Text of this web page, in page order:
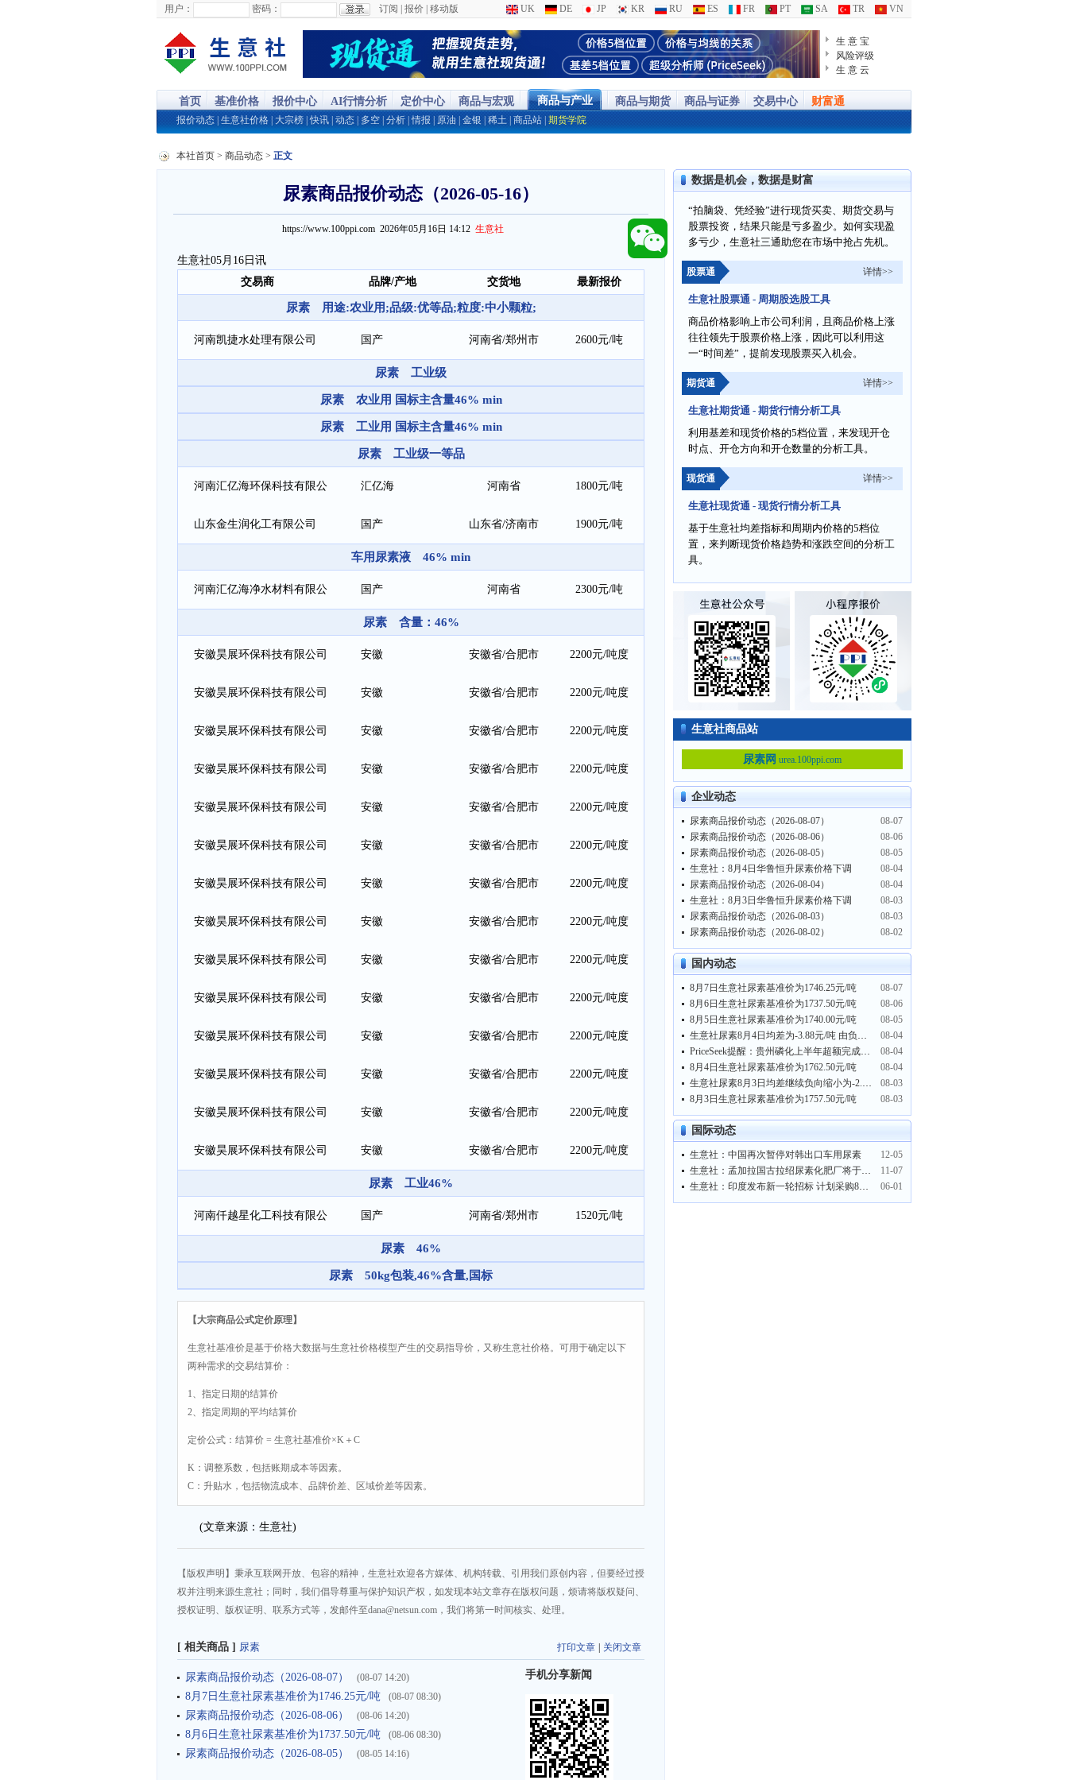
用户： 密码： 订阅 报价 移动版 UK DE JP KR RU ES FR PT SA TR VN
生 意 宝
风险评级
生 意 云
首页 基准价格 报价中心 AI行情分析 定价中心 商品与宏观 商品与产业 商品与期货 商品与证券 交易中心 财富通
报价动态 生意社价格 大宗榜 |快讯 动态 多空 分析 |情报 原油 金银 稀土 商品站 期货学院
本社首页 > 商品动态 > 正文
尿素商品报价动态（2026-05-16）
https://www.100ppi.com 2026年05月16日 14:12 生意社
生意社05月16日讯
交易商
品牌/产地 交货地 最新报价
尿素 用途:农业用;品级:优等品;粒度:中小颗粒;
河南凯捷水处理有限公司 国产 河南省/郑州市 2600元/吨
尿素 工业级
尿素 农业用 国标主含量46% min
尿素 工业用 国标主含量46% min
尿素 工业级一等品
河南汇亿海环保科技有限公
司
汇亿海 河南省 1800元/吨
山东金生润化工有限公司 国产 山东省/济南市 1900元/吨
车用尿素液 46% min
河南汇亿海净水材料有限公 国产 河南省 2300元/吨
尿素 含量：46%
安徽昊展环保科技有限公司 安徽 安徽省/合肥市 2200元/吨度
安徽昊展环保科技有限公司 安徽 安徽省/合肥市 2200元/吨度
安徽昊展环保科技有限公司 安徽 安徽省/合肥市 2200元/吨度
安徽昊展环保科技有限公司 安徽 安徽省/合肥市 2200元/吨度
安徽昊展环保科技有限公司 安徽 安徽省/合肥市 2200元/吨度
安徽昊展环保科技有限公司 安徽 安徽省/合肥市 2200元/吨度
安徽昊展环保科技有限公司 安徽 安徽省/合肥市 2200元/吨度
安徽昊展环保科技有限公司 安徽 安徽省/合肥市 2200元/吨度
安徽昊展环保科技有限公司 安徽 安徽省/合肥市 2200元/吨度
安徽昊展环保科技有限公司 安徽 安徽省/合肥市 2200元/吨度
安徽昊展环保科技有限公司 安徽 安徽省/合肥市 2200元/吨度
安徽昊展环保科技有限公司 安徽 安徽省/合肥市 2200元/吨度
安徽昊展环保科技有限公司 安徽 安徽省/合肥市 2200元/吨度
安徽昊展环保科技有限公司 安徽 安徽省/合肥市 2200元/吨度
尿素 工业46%
河南仟越星化工科技有限公 国产 河南省/郑州市 1520元/吨
尿素 46%
尿素 50kg包装,46%含量,国标
【大宗商品公式定价原理】
生意社基准价是基于价格大数据与生意社价格模型产生的交易指导价，又称生意社价格。可用于确定以下
两种需求的交易结算价：
1、指定日期的结算价
2、指定周期的平均结算价
定价公式：结算价 = 生意社基准价×K＋C
K：调整系数，包括账期成本等因素。
C：升贴水，包括物流成本、品牌价差、区域价差等因素。
(文章来源：生意社)
【版权声明】秉承互联网开放、包容的精神，生意社欢迎各方媒体、机构转载、引用我们原创内容，但要经过授
权并注明来源生意社；同时，我们倡导尊重与保护知识产权，如发现本站文章存在版权问题，烦请将版权疑问、
授权证明、版权证明、联系方式等，发邮件至dana@netsun.com，我们将第一时间核实、处理。
打印文章 关闭文章
[ 相关商品 ] 尿素
尿素商品报价动态（2026-08-07） (08-07 14:20)
8月7日生意社尿素基准价为1746.25元/吨 (08-07 08:30)
尿素商品报价动态（2026-08-06） (08-06 14:20)
8月6日生意社尿素基准价为1737.50元/吨 (08-06 08:30)
尿素商品报价动态（2026-08-05） (08-05 14:16)
手机分享新闻
数据是机会，数据是财富
“拍脑袋、凭经验”进行现货买卖、期货交易与
股票投资，结果只能是亏多盈少。如何实现盈
多亏少，生意社三通助您在市场中抢占先机。
股票通 详情>>
生意社股票通 - 周期股选股工具
商品价格影响上市公司利润，且商品价格上涨
往往领先于股票价格上涨，因此可以利用这
一“时间差”，提前发现股票买入机会。
期货通 详情>>
生意社期货通 - 期货行情分析工具
利用基差和现货价格的5档位置，来发现开仓
时点、开仓方向和开仓数量的分析工具。
现货通 详情>>
生意社现货通 - 现货行情分析工具
基于生意社均差指标和周期内价格的5档位
置，来判断现货价格趋势和涨跌空间的分析工
具。
生意社商品站
尿素网 urea.100ppi.com
企业动态
尿素商品报价动态（2026-08-07）
08-07
尿素商品报价动态（2026-08-06）
08-06
尿素商品报价动态（2026-08-05）
08-05
生意社：8月4日华鲁恒升尿素价格下调
08-04
尿素商品报价动态（2026-08-04）
08-04
生意社：8月3日华鲁恒升尿素价格下调
08-03
尿素商品报价动态（2026-08-03）
08-03
尿素商品报价动态（2026-08-02）
08-02
国内动态
8月7日生意社尿素基准价为1746.25元/吨
08-07
8月6日生意社尿素基准价为1737.50元/吨
08-06
8月5日生意社尿素基准价为1740.00元/吨
08-05
生意社尿素8月4日均差为-3.88元/吨 由负向缩小重新扩大
08-04
PriceSeek提醒：贵州磷化上半年超额完成化肥生产保供任务
08-04
8月4日生意社尿素基准价为1762.50元/吨
08-04
生意社尿素8月3日均差继续负向缩小为-2.63元/吨
08-03
8月3日生意社尿素基准价为1757.50元/吨
08-03
国际动态
生意社：中国再次暂停对韩出口车用尿素
12-05
生意社：孟加拉国古拉绍尿素化肥厂将于11月12日运营
11-07
生意社：印度发布新一轮招标 计划采购80万吨尿素
06-01